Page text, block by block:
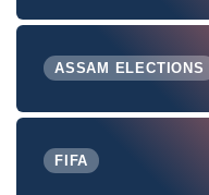
ASSAM ELECTIONS
FIFA